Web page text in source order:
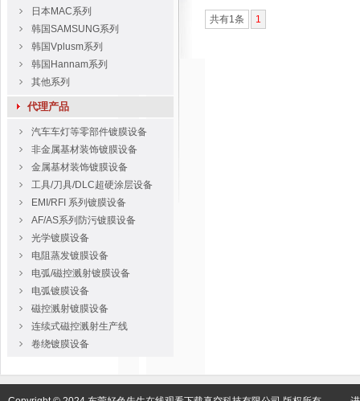
日本MAC系列
韩国SAMSUNG系列
韩国Vplusm系列
韩国Hannam系列
其他系列
代理产品
汽车车灯等零部件镀膜设备
非金属基材装饰镀膜设备
金属基材装饰镀膜设备
工具/刀具/DLC超硬涂层设备
EMI/RFI 系列镀膜设备
AF/AS系列防污镀膜设备
光学镀膜设备
电阻蒸发镀膜设备
电弧/磁控溅射镀膜设备
电弧镀膜设备
磁控溅射镀膜设备
连续式磁控溅射生产线
卷绕镀膜设备
共有1条 1